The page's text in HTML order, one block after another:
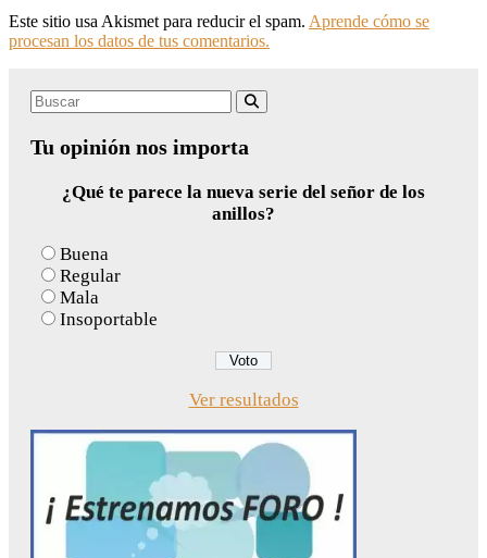
Este sitio usa Akismet para reducir el spam. Aprende cómo se
procesan los datos de tus comentarios.
Search
Tu opinión nos importa
¿Qué te parece la nueva serie del señor de los
anillos?
Buena
Regular
Mala
Insoportable
Ver resultados